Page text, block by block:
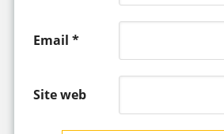
Email *
Site web